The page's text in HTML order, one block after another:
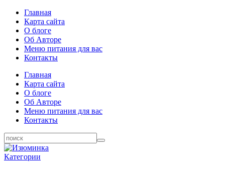
Главная
Карта сайта
О блоге
Об Авторе
Меню питания для вас
Контакты
Главная
Карта сайта
О блоге
Об Авторе
Меню питания для вас
Контакты
Категории